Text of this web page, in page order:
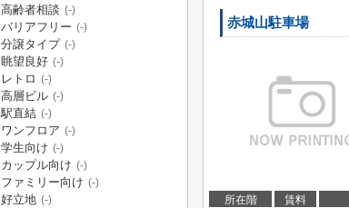
赤城山駐車場
所在階 賃料
高齢者相談 (-)
バリアフリー (-)
分譲タイプ (-)
眺望良好 (-)
レトロ (-)
高層ビル (-)
駅直結 (-)
ワンフロア (-)
学生向け (-)
カップル向け (-)
ファミリー向け (-)
好立地 (-)